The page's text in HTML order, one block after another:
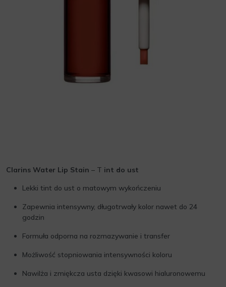
Clarins Water Lip Stain – T int do ust
Lekki tint do ust o matowym wykończeniu
Zapewnia intensywny, długotrwały kolor nawet do 24
godzin
Formuła odporna na rozmazywanie i transfer
Możliwość stopniowania intensywności koloru
Nawilża i zmiękcza usta dzięki kwasowi hialuronowemu